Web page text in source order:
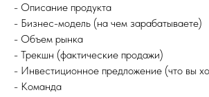
- Описание продукта
- Бизнес-модель (на чем зарабатываете)
- Объем рынка
- Трекшн (фактические продажи)
- Инвестиционное предложение (что вы
- Команда